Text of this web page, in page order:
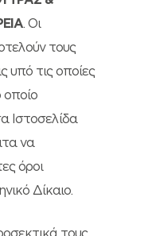
. Οι
τους
υπό τις οποίες
οποίο
Ιστοσελίδα
να
όροι
Δίκαιο.